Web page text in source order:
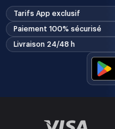
Tarifs App exclusif
Paiement 100% sécurisé
Livraison 24/48 h